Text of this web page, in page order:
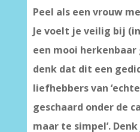
Peel als een vrouw
Je voelt je veilig bij
een mooi
denk dat dit een
liefhebbers van
geschaard onder de
maar te simpel’.